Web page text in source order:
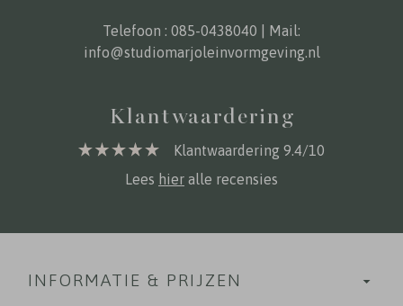
Telefoon : 085-0438040 | Mail:
info@studiomarjoleinvormgeving.nl
Klantwaardering
Klantwaardering 9.4/10
Lees hier alle recensies
INFORMATIE & PRIJZEN